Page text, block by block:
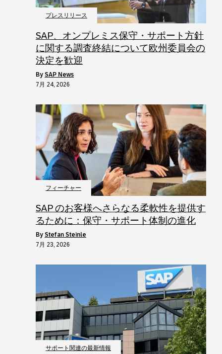
プレスリリース
SAP、オンプレミス保守・サポート方針
に関する調査終結について欧州委員会の
決定を歓迎
by SAP News
7月 24, 2026
フィーチャー
SAP のお客様へさらなる柔軟性を提供す
るために：保守・サポート体制の進化
by Stefan Steinle
7月 23, 2026
サポート関連の最新情報